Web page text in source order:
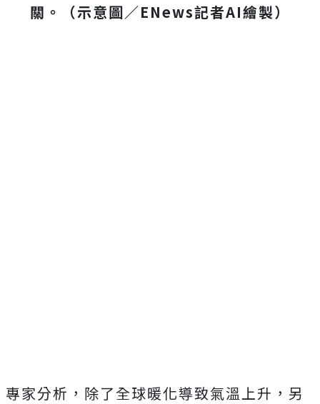
關。（示意圖／ENews記者AI繪製）
專家分析，除了全球暖化導致氣溫上升，另